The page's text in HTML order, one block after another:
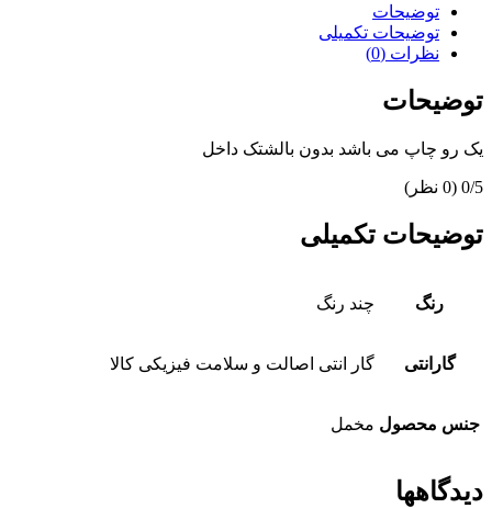
توضیحات
توضیحات تکمیلی
نظرات (0)
توضیحات
یک رو چاپ می باشد بدون بالشتک داخل
‫0/5 ‫(0 نظر)
توضیحات تکمیلی
رنگ چند رنگ
گارانتی گار انتی اصالت و سلامت فیزیکی کالا
جنس محصول مخمل
دیدگاهها